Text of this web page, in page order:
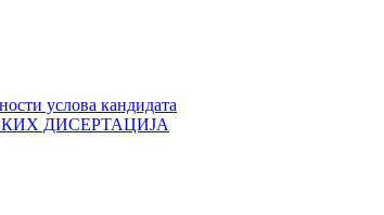
услова кандидата
ДИСЕРТАЦИЈА